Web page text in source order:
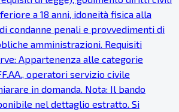
a 18 anni, idoneità fisica alla
condanne penali e provvedimenti di
amministrazioni. Requisiti
Appartenenza alle categorie
operatori servizio civile
in domanda. Nota: Il bando
nel dettaglio estratto. Si